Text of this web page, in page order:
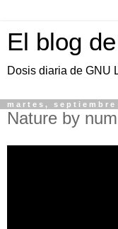
El blog
Dosis diaria de GNU
martes, septiembre
Nature by